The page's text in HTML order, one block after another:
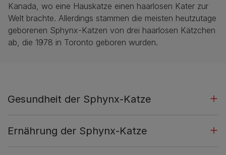
Kanada, wo eine Hauskatze einen haarlosen Kater zur
Welt brachte. Allerdings stammen die meisten heutzutage
geborenen Sphynx-Katzen von drei haarlosen Kätzchen
ab, die 1978 in Toronto geboren wurden.
Gesundheit der Sphynx-Katze
Ernährung der Sphynx-Katze